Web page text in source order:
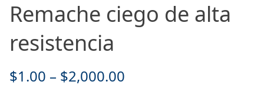
Remache ciego de alta
resistencia
$1.00 – $2,000.00